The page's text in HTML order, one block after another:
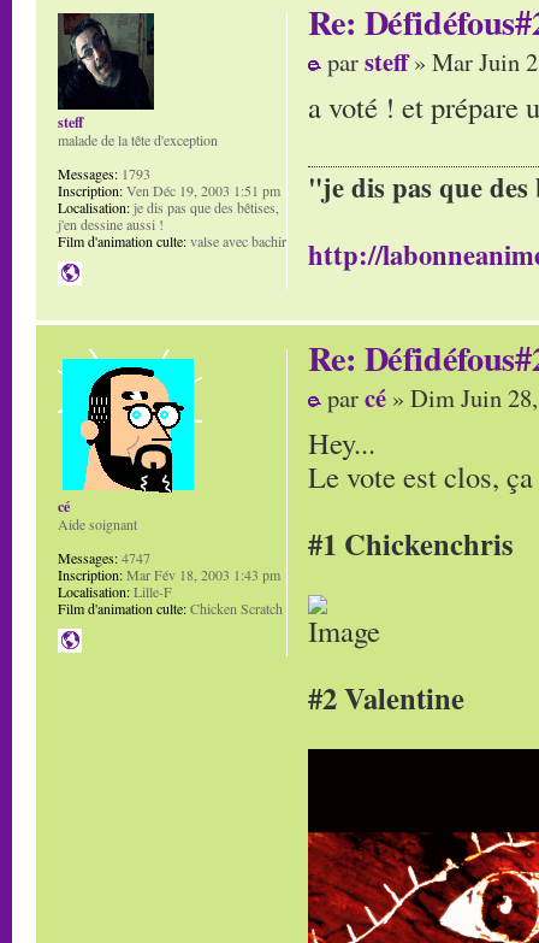
Re:
parsteff» Mar Juin
a voté ! et prépare
"je dis pas que
http://
steff
malade de la tête d'exception
Messages: 1793
Inscription:Ven Déc 19, 2003 1:51 pm
Localisation:je dis pas que des bêtises,
j'en dessine aussi !
Film d'animation culte:valse avec bachir
Re:
parcé » Dim Juin
Hey...
Le vote est clos,
#1 Chickenchris
#2 Valentine
cé
Aide soignant
Messages:4747
Inscription:Mar Fév 18, 2003 1:43 pm
Localisation:Lille-F
Film d'animation culte:Chicken Scratch